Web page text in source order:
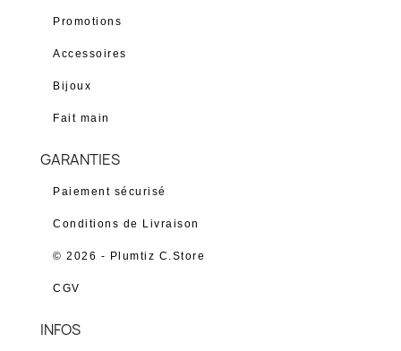
Promotions
Accessoires
Bijoux
Fait main
GARANTIES
Paiement sécurisé
Conditions de Livraison
© 2026 - Plumtiz C.Store
CGV
INFOS